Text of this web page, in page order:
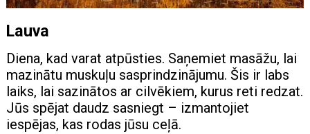
Lauva
Diena, kad varat atpūsties. Saņemiet masāžu, lai
mazinātu muskuļu sasprindzinājumu. Šis ir labs
laiks, lai sazinātos ar cilvēkiem, kurus reti redzat.
Jūs spējat daudz sasniegt – izmantojiet
iespējas, kas rodas jūsu ceļā.